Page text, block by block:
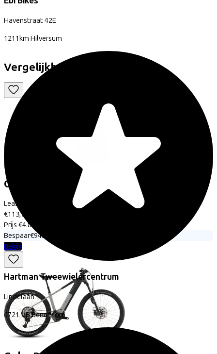
Havenstraat42E
1211km Hilversum
Hartman Tweewielercentrum
Lindelaan1
6721 VBBennekom
Vergelijkbare fietsen
Conway Xyron S 2.9 SE (2025)
Leaseprijs p/m vanaf
€113,74
Prijs €4.899,95
Bespaar€949,32
Bekijk